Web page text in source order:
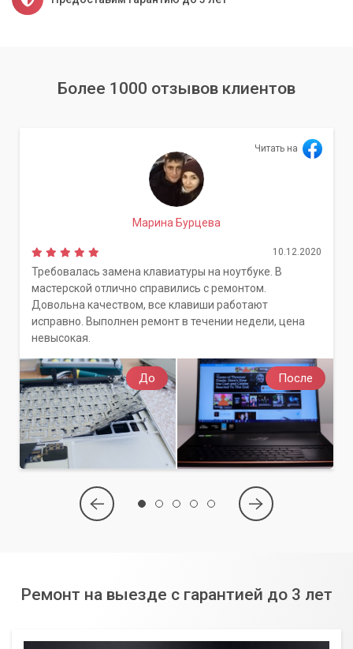
Более 1000 отзывов клиентов
До После
Читать на
Марина Бурцева
10.12.2020
Требовалась замена клавиатуры на ноутбуке. В
мастерской отлично справились с ремонтом.
Довольна качеством, все клавиши работают
исправно. Выполнен ремонт в течении недели, цена
невысокая.
Ремонт на выезде с гарантией до 3 лет